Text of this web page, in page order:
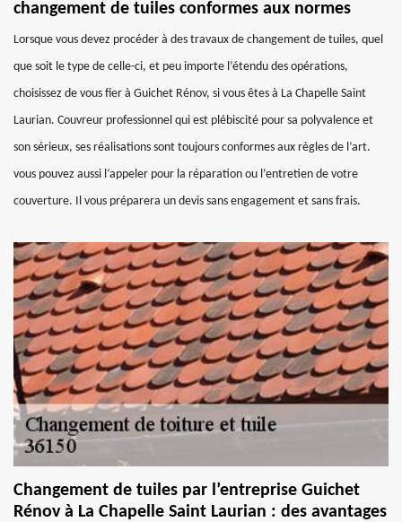
changement de tuiles conformes aux normes
Lorsque vous devez procéder à des travaux de changement de tuiles, quel
que soit le type de celle-ci, et peu importe l’étendu des opérations,
choisissez de vous fier à Guichet Rénov, si vous êtes à La Chapelle Saint
Laurian. Couvreur professionnel qui est plébiscité pour sa polyvalence et
son sérieux, ses réalisations sont toujours conformes aux règles de l’art.
vous pouvez aussi l’appeler pour la réparation ou l’entretien de votre
couverture. Il vous préparera un devis sans engagement et sans frais.
Changement de tuiles par l’entreprise Guichet
Rénov à La Chapelle Saint Laurian : des avantages